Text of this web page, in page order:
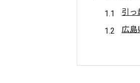
引っ
広島
買
現金